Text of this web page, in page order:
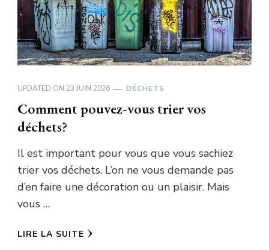
UPDATED ON 23 JUIN 2026 DÉCHETS
Comment pouvez-vous trier vos
déchets?
Il est important pour vous que vous sachiez
trier vos déchets. L’on ne vous demande pas
d’en faire une décoration ou un plaisir. Mais
vous …
LIRE LA SUITE